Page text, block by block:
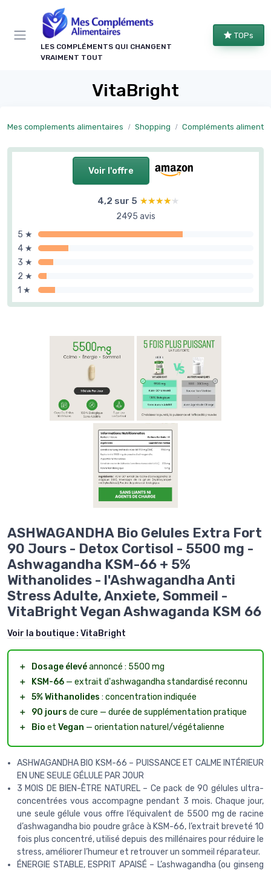
LES COMPLÉMENTS QUI CHANGENT
VRAIMENT TOUT
TOPs
VitaBright
Mes complements alimentaires Shopping Compléments alimentaires forme et
Voir l'offre
4,2 sur 5 ★★★★★
★★★★★
2495 avis
5 ★
4 ★
3 ★
2 ★
1 ★
ASHWAGANDHA Bio Gelules Extra Fort
90 Jours - Detox Cortisol - 5500 mg -
Ashwagandha KSM-66 + 5%
Withanolides - l'Ashwagandha Anti
Stress Adulte, Anxiete, Sommeil -
VitaBright Vegan Ashwaganda KSM 66
Voir la boutique : VitaBright
＋ Dosage élevéannoncé : 5500 mg
＋
KSM-66 — extrait d'ashwagandha standardisé reconnu
＋ 5% Withanolides : concentration indiquée
＋
90 jours de cure — durée de supplémentation pratique
＋
Bio et Vegan — orientation naturel/végétalienne
ASHWAGANDHA BIO KSM-66 – PUISSANCE ET CALME INTÉRIEUR
EN UNE SEULE GÉLULE PAR JOUR
3 MOIS DE BIEN-ÊTRE NATUREL – Ce pack de 90 gélules ultra-
concentrées vous accompagne pendant 3 mois. Chaque jour,
une seule gélule vous offre l’équivalent de 5500 mg de racine
d’ashwagandha bio poudre grâce à KSM-66, l’extrait breveté 10
fois plus concentré, utilisé depuis des millénaires pour réduire le
stress, améliorer l’humeur et retrouver un sommeil réparateur.
ÉNERGIE STABLE, ESPRIT APAISÉ – L’ashwagandha (ou ginseng
Panneau de gestion des cookies